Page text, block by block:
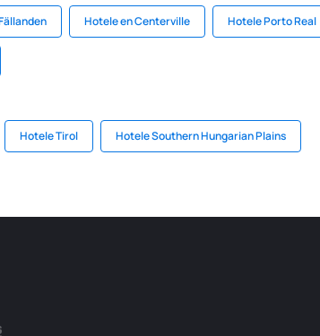
Hotele en Centerville Hotele Porto Real
Hotele Tirol Hotele Southern Hungarian Plains